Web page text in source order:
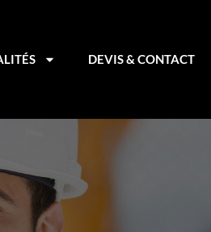
DEVIS & CONTACT